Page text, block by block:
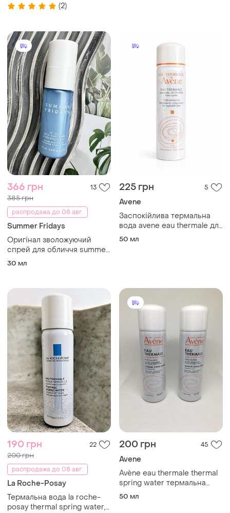
(2)
366 грн 13
385 грн
распродажа до 08 авг.
Summer Fridays
Оригінал зволожуючий
спрей для обличчя summer
fridays jet lag skin soothing
30 мл
225 грн 5
Avene
Заспокійлива термальна
вода avene eau thermale для
дуже чутливої, реактивної та
50 мл
190 грн 22
200 грн
распродажа до 08 авг.
La Roche-Posay
Термальна вода la roche-
posay thermal spring water,
200 грн 45
Avene
Avène eau thermale thermal
spring water термальна
вода 50ml
50 мл